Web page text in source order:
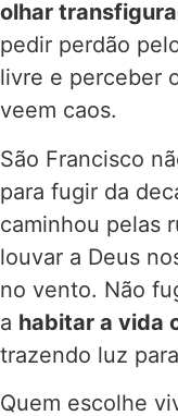
olhar
pedir perdão
livre e perceber
veem caos.
São Francisco
para fugir da
caminhou pelas
louvar a Deus
no vento. Não
a habitar a vida
trazendo luz
Quem escolhe